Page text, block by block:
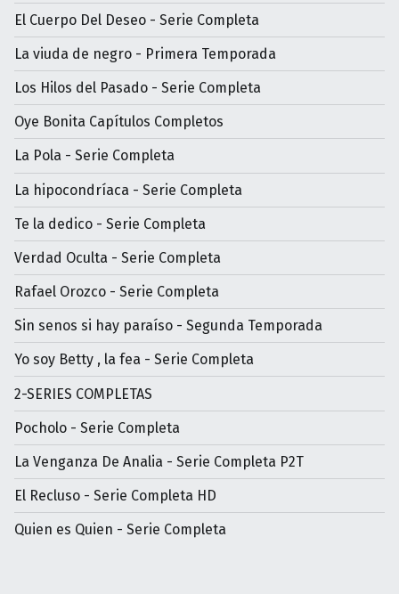
El Cuerpo Del Deseo - Serie Completa
La viuda de negro - Primera Temporada
Los Hilos del Pasado - Serie Completa
Oye Bonita Capítulos Completos
La Pola - Serie Completa
La hipocondríaca - Serie Completa
Te la dedico - Serie Completa
Verdad Oculta - Serie Completa
Rafael Orozco - Serie Completa
Sin senos si hay paraíso - Segunda Temporada
Yo soy Betty , la fea - Serie Completa
2-SERIES COMPLETAS
Pocholo - Serie Completa
La Venganza De Analia - Serie Completa P2T
El Recluso - Serie Completa HD
Quien es Quien - Serie Completa